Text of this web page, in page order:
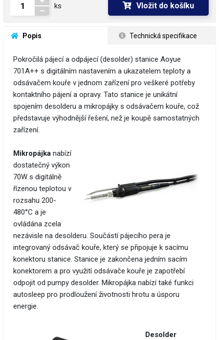
ks Vložit do košíku
Popis Technická specifikace
Pokročilá pájecí a odpájecí (desolder) stanice Aoyue
701A++ s digitálním nastavením a ukazatelem teploty a
odsávačem kouře v jednom zařízení pro veškeré potřeby
kontaktního pájení a opravy. Tato stanice je unikátní
spojením desolderu a mikropájky s odsávačem kouře, což
představuje výhodnější řešení, než je koupě samostatných
zařízení.
Mikropájka nabízí
dostatečný výkon
70W s digitálně
řízenou teplotou v
rozsahu 200-
480°C a je
ovládána zcela
nezávisle na desolderu. Součástí pájecího pera je
integrovaný odsávač kouře, který se připojuje k sacímu
konektoru stanice. Stanice je zakončena jedním sacím
konektorem a pro využití odsávače kouře je zapotřebí
odpojit od pumpy desolder. Mikropájka nabízí také funkci
autosleep pro prodloužení životnosti hrotu a úsporu
energie.
Desolder